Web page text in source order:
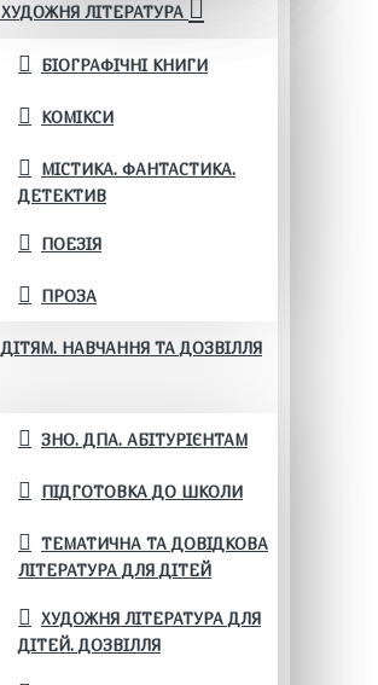
ХУДОЖНЯ ЛІТЕРАТУРА
БІОГРАФІЧНІ КНИГИ
КОМІКСИ
МІСТИКА. ФАНТАСТИКА.
ДЕТЕКТИВ
ПОЕЗІЯ
ПРОЗА
ДІТЯМ. НАВЧАННЯ ТА ДОЗВІЛЛЯ
ЗНО. ДПА. АБІТУРІЄНТАМ
ПІДГОТОВКА ДО ШКОЛИ
ТЕМАТИЧНА ТА ДОВІДКОВА
ЛІТЕРАТУРА ДЛЯ ДІТЕЙ
ХУДОЖНЯ ЛІТЕРАТУРА ДЛЯ
ДІТЕЙ. ДОЗВІЛЛЯ